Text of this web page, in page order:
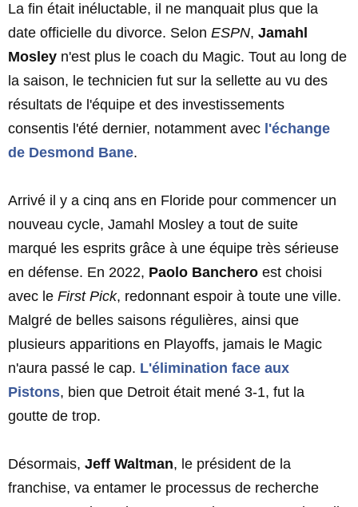
La fin était inéluctable, il ne manquait plus que la
date officielle du divorce. Selon ESPN, Jamahl
Mosley n'est plus le coach du Magic. Tout au long de
la saison, le technicien fut sur la sellette au vu des
résultats de l'équipe et des investissements
consentis l'été dernier, notamment avec l'échange
de Desmond Bane.
Arrivé il y a cinq ans en Floride pour commencer un
nouveau cycle, Jamahl Mosley a tout de suite
marqué les esprits grâce à une équipe très sérieuse
en défense. En 2022, Paolo Banchero est choisi
avec le First Pick, redonnant espoir à toute une ville.
Malgré de belles saisons régulières, ainsi que
plusieurs apparitions en Playoffs, jamais le Magic
n'aura passé le cap. L'élimination face aux
Pistons, bien que Detroit était mené 3-1, fut la
goutte de trop.
Désormais, Jeff Waltman, le président de la
franchise, va entamer le processus de recherche